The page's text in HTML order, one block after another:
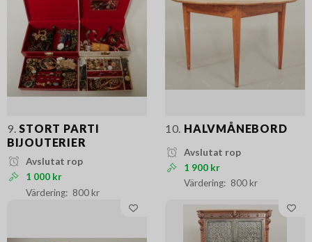
9. STORT PARTI
BIJOUTERIER
Avslutat rop
1 000 kr
800 kr
10. HALVMÅNEBORD
Avslutat rop
1 900 kr
800 kr